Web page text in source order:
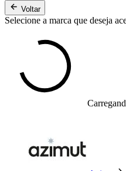
Voltar
Selecione a marca que deseja